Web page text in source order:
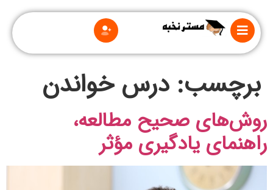
درباره
ما
قوانین
برچسب: درس خواندن
روش‌های صحیح مطالعه،
راهنمای یادگیری مؤثر